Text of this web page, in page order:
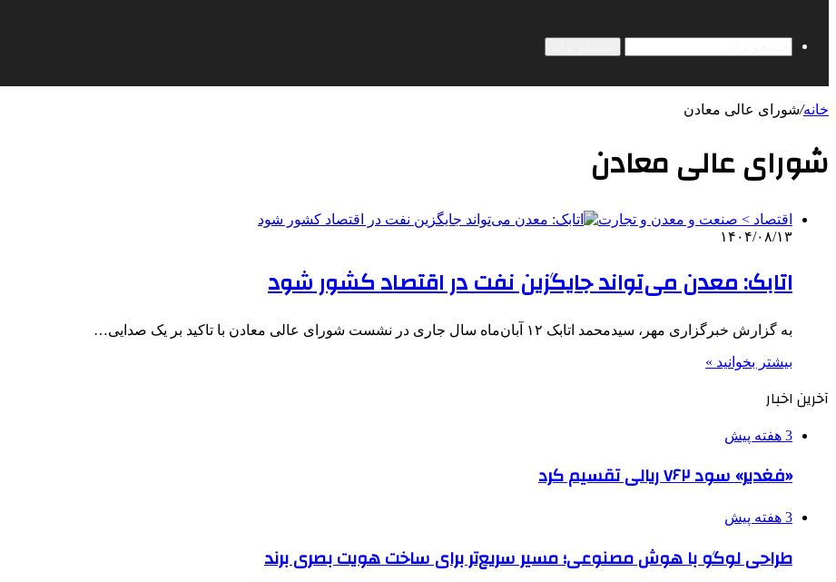
خانه/شورای عالی معادن
شورای عالی معادن
اقتصاد > صنعت و معدن و تجارت
۱۴۰۴/۰۸/۱۳
اتابک: معدن می‌تواند جایگزین نفت در اقتصاد کشور شود
به گزارش خبرگزاری مهر، سیدمحمد اتابک ۱۲ آبان‌ماه سال جاری در نشست شورای عالی معادن با تاکید بر یک صدایی…
بیشتر بخوانید »
آخرین اخبار
3 هفته پیش
«فغدیر» سود ۷۶۲ ریالی تقسیم کرد
3 هفته پیش
طراحی لوگو با هوش مصنوعی؛ مسیر سریع‌تر برای ساخت هویت بصری برند